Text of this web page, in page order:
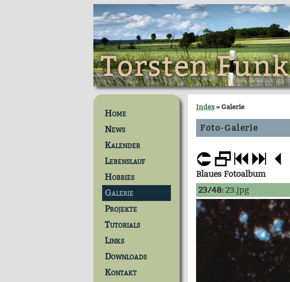
Torsten Funk
Home
News
Kalender
Lebenslauf
Hobbies
Galerie
Projekte
Tutorials
Links
Downloads
Kontakt
Index» Galerie
Foto-Galerie
Blaues Fotoalbum
23/48: 23.jpg